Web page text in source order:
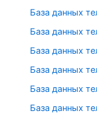
База данных
База данных
База данных
База данных
База данных
База данных